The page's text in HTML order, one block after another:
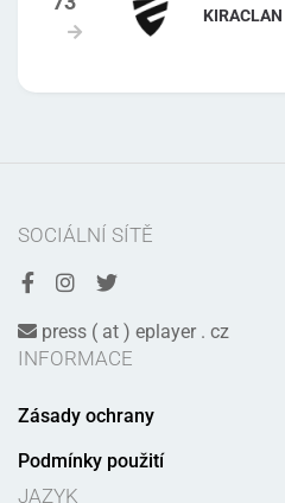
KIRACLAN
SOCIÁLNÍ SÍTĚ
press ( at ) eplayer . cz
INFORMACE
Zásady ochrany
Podmínky použití
JAZYK